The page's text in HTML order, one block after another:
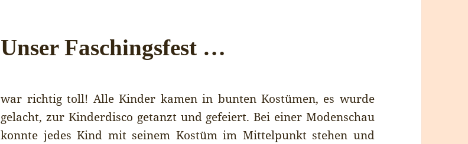
Unser Faschingsfest …
war richtig toll! Alle Kinder kamen in bunten Kostümen, es wurde
gelacht, zur Kinderdisco getanzt und gefeiert. Bei einer Modenschau
konnte jedes Kind mit seinem Kostüm im Mittelpunkt stehen und